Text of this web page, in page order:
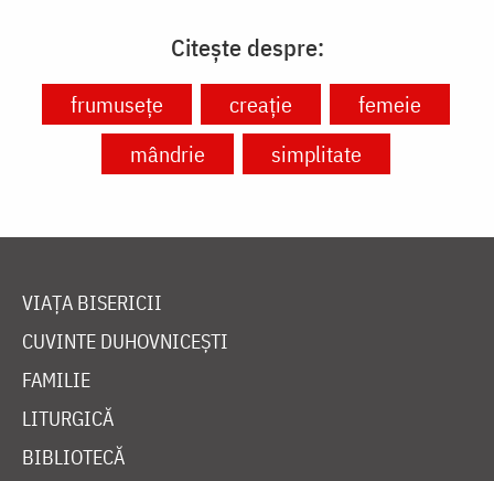
Citește despre:
frumusețe creație
femeie
mândrie
simplitate
VIAȚA BISERICII
CUVINTE DUHOVNICEȘTI
FAMILIE
LITURGICĂ
BIBLIOTECĂ